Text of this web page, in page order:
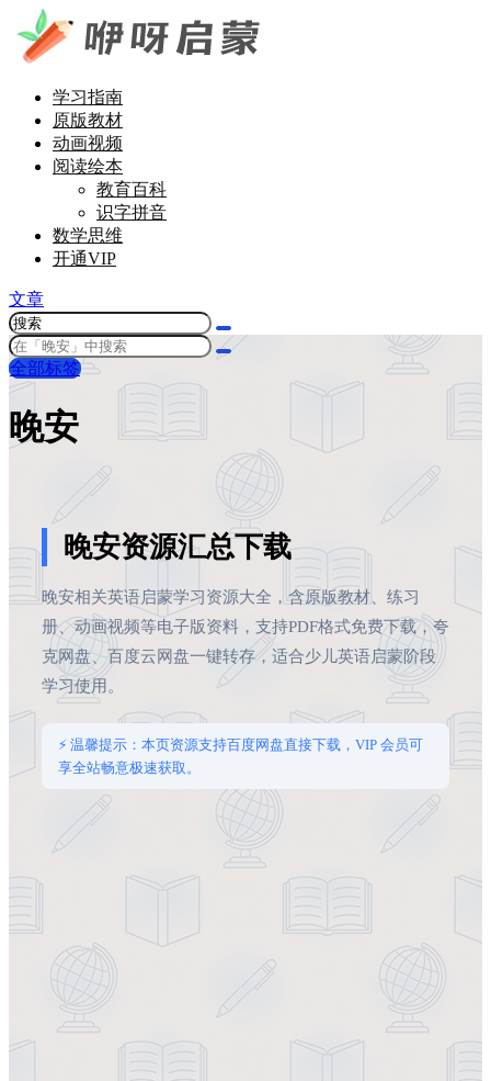
学习指南
原版教材
动画视频
阅读绘本
教育百科
识字拼音
数学思维
开通VIP
文章
全部标签
晚安
晚安资源汇总下载
晚安相关英语启蒙学习资源大全，含原版教材、练习
册、动画视频等电子版资料，支持PDF格式免费下载，夸
克网盘、百度云网盘一键转存，适合少儿英语启蒙阶段
学习使用。
⚡ 温馨提示：本页资源支持百度网盘直接下载，VIP 会员可
享全站畅意极速获取。